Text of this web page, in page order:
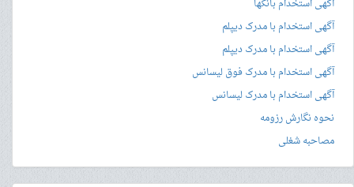
آگهی استخدام بانکها
آگهی استخدام با مدرک دیپلم
آگهی استخدام با مدرک دیپلم
آگهی استخدام با مدرک فوق لیسانس
آگهی استخدام با مدرک لیسانس
نحوه نگارش رزومه
مصاحبه شغلی